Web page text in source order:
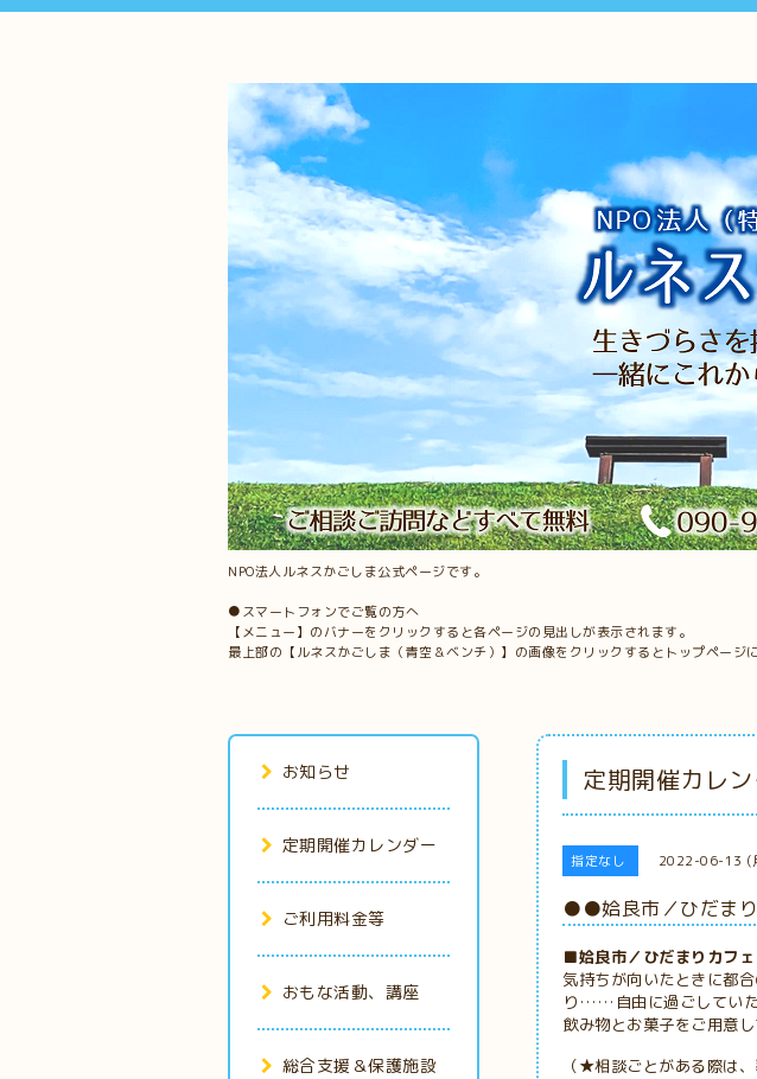
NPO法人ルネスかごしま公式ページです。
●スマートフォンでご覧の方へ
【メニュー】のバナーをクリックすると各ページの見出しが表示されます。
最上部の【ルネスかごしま（青空＆ベンチ）】の画像をクリックするとトップページ
定期開催カレ
指定なし 2022-06-13 (
●●姶良市／ひだまり
■姶良市／ひだまりカフ
気持ちが向いたときに都
り……自由に過ごしていた
飲み物とお菓子をご用意
（★相談ごとがある際は
お知らせ
定期開催カレンダー
ご利用料金等
おもな活動、講座
総合支援＆保護施設